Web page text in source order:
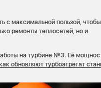
с максимальной пользой, чтобы
ремонты теплосетей, но и
на турбине №3. Её
обновляют турбоагрегат